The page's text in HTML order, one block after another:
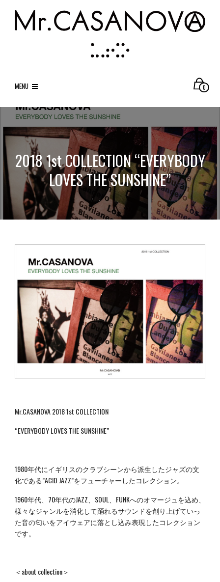
MENU 0
2018 1st COLLECTION “EVERYBODY
LOVES THE SUNSHINE”
Mr.CASANOVA 2018 1st COLLECTION
“EVERYBODY LOVES THE SUNSHINE”
1980年代にイギリスのクラブシーンから派生したジャズの文
化である”ACID JAZZ”をフューチャーしたコレクション。
1960年代、70年代のJAZZ、SOUL、FUNKへのオマージュを込め、
様々なジャンルを消化して踊れるサウンドを創り上げていっ
た音の匂いをアイウェアに落とし込み表現したコレクション
です。
＜about collection＞